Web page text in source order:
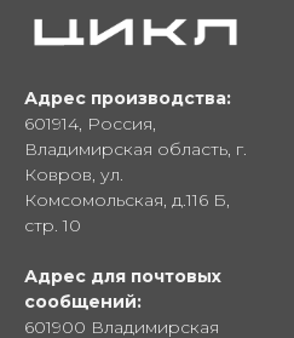
Адрес производства:
601914, Россия,
Владимирская область, г.
Ковров, ул.
Комсомольская, д.116 Б,
стр. 10
Адрес для почтовых
сообщений:
601900 Владимирская